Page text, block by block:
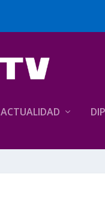
ACTUALIDAD